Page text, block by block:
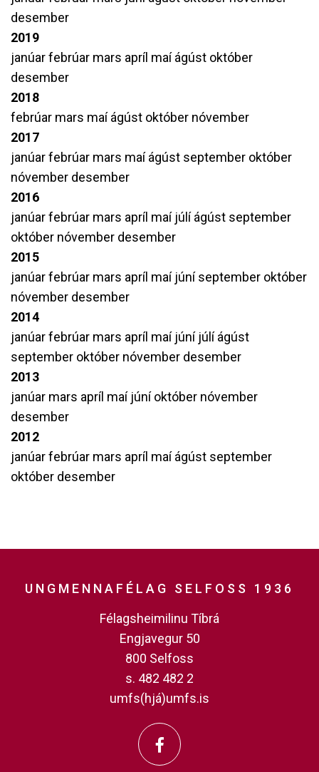
desember
2019
janúarfebrúar mars apríl maíágúst október
desember
2018
febrúar mars maíágúst október nóvember
2017
janúarfebrúar mars maíágúst september október
nóvember desember
2016
janúarfebrúar mars apríl maí júlíágúst september
október nóvember desember
2015
janúarfebrúar mars apríl maí júníseptember október
nóvember desember
2014
janúarfebrúar mars apríl maí júní júlíágúst
september október nóvember desember
2013
janúar mars apríl maí júníoktóber nóvember
desember
2012
janúarfebrúar mars apríl maíágúst september
október desember
UNGMENNAFÉLAG SELFOSS 1936
Félagsheimilinu Tíbrá
Engjavegur 50
800 Selfoss
s. 482 482 2
umfs(hjá)umfs.is